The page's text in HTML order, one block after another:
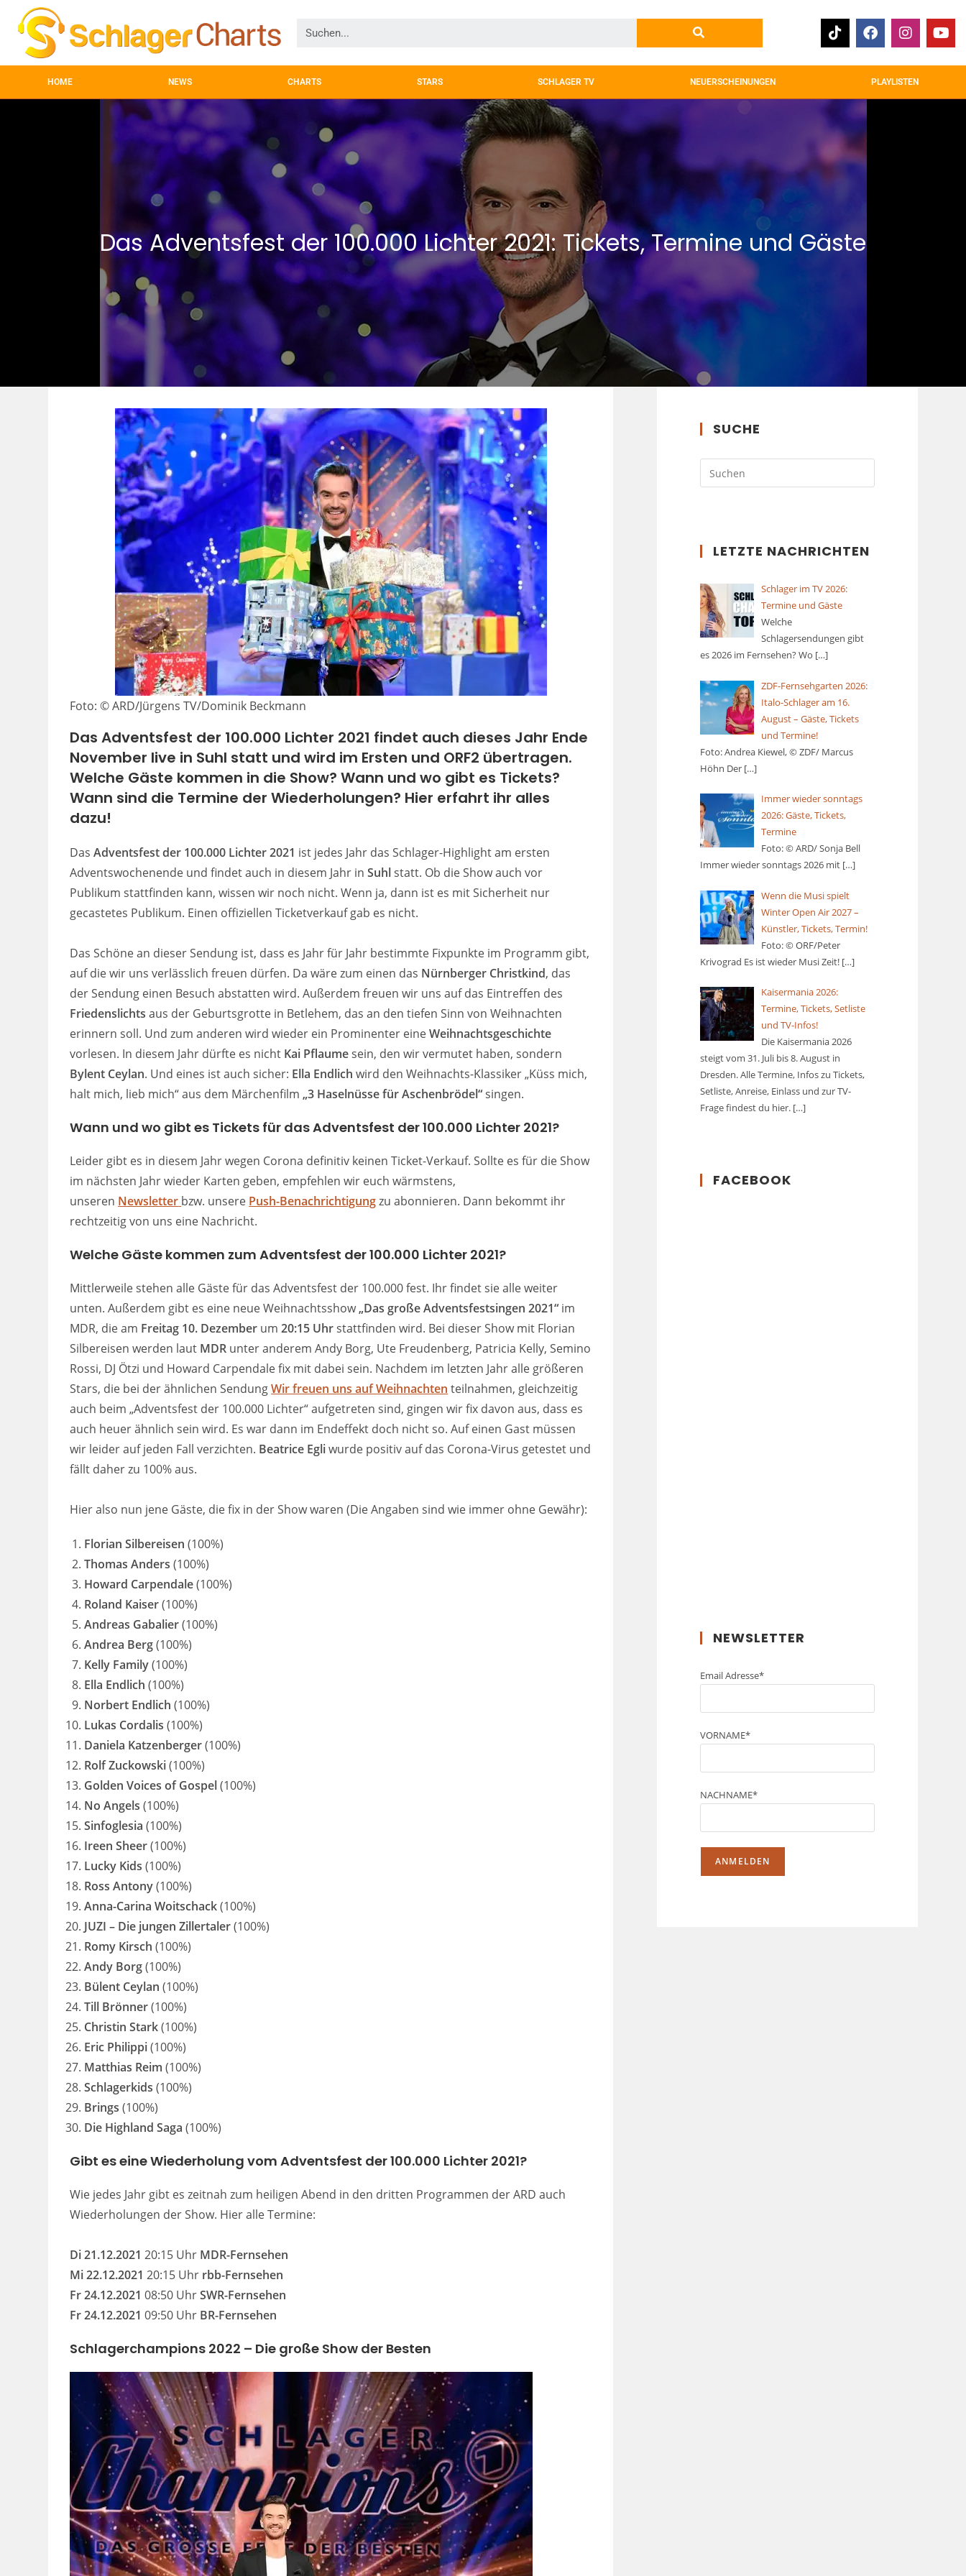
HOME NEWS CHARTS STARS SCHLAGER TV NEUERSCHEINUNGEN PLAYLISTEN
Das Adventsfest der 100.000 Lichter 2021: Tickets, Termine und Gäste
Foto: © ARD/Jürgens TV/Dominik Beckmann
Das Adventsfest der 100.000 Lichter 2021 findet auch dieses Jahr Ende
November live in Suhl statt und wird im Ersten und ORF2 übertragen.
Welche Gäste kommen in die Show? Wann und wo gibt es Tickets?
Wann sind die Termine der Wiederholungen? Hier erfahrt ihr alles
dazu!
DasAdventsfest der 100.000 Lichter 2021 ist jedes Jahr das Schlager-Highlight am ersten
Adventswochenende und findet auch in diesem Jahr inSuhlstatt. Ob die Show auch vor
Publikum stattfinden kann, wissen wir noch nicht. Wenn ja, dann ist es mit Sicherheit nur
gecastetes Publikum. Einen offiziellen Ticketverkauf gab es nicht.
Das Schöne an dieser Sendung ist, dass es Jahr für Jahr bestimmte Fixpunkte im Programm gibt,
auf die wir uns verlässlich freuen dürfen. Da wäre zum einen das Nürnberger Christkind, das
der Sendung einen Besuch abstatten wird. Außerdem freuen wir uns auf das Eintreffen des
Friedenslichts aus der Geburtsgrotte in Betlehem, das an den tiefen Sinn von Weihnachten
erinnern soll. Und zum anderen wird wieder ein Prominenter eineWeihnachtsgeschichte
vorlesen. In diesem Jahr dürfte es nicht Kai Pflaumesein, den wir vermutet haben, sondern
Bylent Ceylan. Und eines ist auch sicher: Ella Endlich wird den Weihnachts-Klassiker „Küss mich,
halt mich, lieb mich“ aus dem Märchenfilm„3 Haselnüsse für Aschenbrödel“singen.
Wann und wo gibt es Tickets für das Adventsfest der 100.000 Lichter 2021?
Leider gibt es in diesem Jahr wegen Corona definitiv keinen Ticket-Verkauf. Sollte es für die Show
im nächsten Jahr wieder Karten geben, empfehlen wir euch wärmstens,
unseren Newsletter bzw. unsere Push-Benachrichtigungzu abonnieren. Dann bekommt ihr
rechtzeitig von uns eine Nachricht.
Welche Gäste kommen zum Adventsfest der 100.000 Lichter 2021?
Mittlerweile stehen alle Gäste für das Adventsfest der 100.000 fest. Ihr findet sie alle weiter
unten. Außerdem gibt es eine neue Weihnachtsshow„Das große Adventsfestsingen 2021“ im
MDR, die am Freitag 10. Dezember um20:15 Uhrstattfinden wird. Bei dieser Show mit Florian
Silbereisen werden laut MDR unter anderem Andy Borg, Ute Freudenberg, Patricia Kelly, Semino
Rossi, DJ Ötzi und Howard Carpendale fix mit dabei sein. Nachdem im letzten Jahr alle größeren
Stars, die bei der ähnlichen SendungWir freuen uns auf Weihnachten teilnahmen, gleichzeitig
auch beim „Adventsfest der 100.000 Lichter“ aufgetreten sind, gingen wir fix davon aus, dass es
auch heuer ähnlich sein wird. Es war dann im Endeffekt doch nicht so. Auf einen Gast müssen
wir leider auf jeden Fall verzichten. Beatrice Egliwurde positiv auf das Corona-Virus getestet und
fällt daher zu 100% aus.
Hier also nun jene Gäste, die fix in der Show waren (Die Angaben sind wie immer ohne Gewähr):
Florian Silbereisen (100%)
Thomas Anders (100%)
Howard Carpendale(100%)
Roland Kaiser(100%)
Andreas Gabalier(100%)
Andrea Berg(100%)
Kelly Family(100%)
Ella Endlich (100%)
Norbert Endlich (100%)
Lukas Cordalis (100%)
Daniela Katzenberger(100%)
Rolf Zuckowski(100%)
Golden Voices of Gospel(100%)
No Angels (100%)
Sinfoglesia (100%)
Ireen Sheer(100%)
Lucky Kids (100%)
Ross Antony(100%)
Anna-Carina Woitschack(100%)
JUZI – Die jungen Zillertaler(100%)
Romy Kirsch (100%)
Andy Borg(100%)
Bülent Ceylan(100%)
Till Brönner(100%)
Christin Stark(100%)
Eric Philippi(100%)
Matthias Reim (100%)
Schlagerkids (100%)
Brings (100%)
Die Highland Saga(100%)
Gibt es eine Wiederholung vom Adventsfest der 100.000 Lichter 2021?
Wie jedes Jahr gibt es zeitnah zum heiligen Abend in den dritten Programmen der ARD auch
Wiederholungen der Show. Hier alle Termine:
Di 21.12.2021 20:15 Uhr MDR-Fernsehen
Mi 22.12.2021 20:15 Uhr rbb-Fernsehen
Fr 24.12.2021 08:50 UhrSWR-Fernsehen
Fr 24.12.2021 09:50 Uhr BR-Fernsehen
Schlagerchampions 2022 – Die große Show der Besten
SUCHE
LETZTE NACHRICHTEN
Schlager im TV 2026:
Termine und Gäste
Welche
Schlagersendungen gibt
es 2026 im Fernsehen? Wo […]
ZDF-Fernsehgarten 2026:
Italo-Schlager am 16.
August – Gäste, Tickets
und Termine!
Foto: Andrea Kiewel, © ZDF/ Marcus
Höhn Der […]
Immer wieder sonntags
2026: Gäste, Tickets,
Termine
Foto: © ARD/ Sonja Bell
Immer wieder sonntags 2026 mit […]
Wenn die Musi spielt
Winter Open Air 2027 –
Künstler, Tickets, Termin!
Foto: © ORF/Peter
Krivograd Es ist wieder Musi Zeit! […]
Kaisermania 2026:
Termine, Tickets, Setliste
und TV-Infos!
Die Kaisermania 2026
steigt vom 31. Juli bis 8. August in
Dresden. Alle Termine, Infos zu Tickets,
Setliste, Anreise, Einlass und zur TV-
Frage findest du hier.[…]
FACEBOOK
NEWSLETTER
Email Adresse*
VORNAME*
NACHNAME*